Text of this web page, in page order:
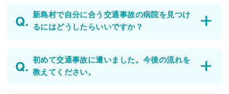
新島村で自分に合う交通事故の病院を見つけ
るにはどうしたらいいですか？
初めて交通事故に遭いました。今後の流れを
教えてください。